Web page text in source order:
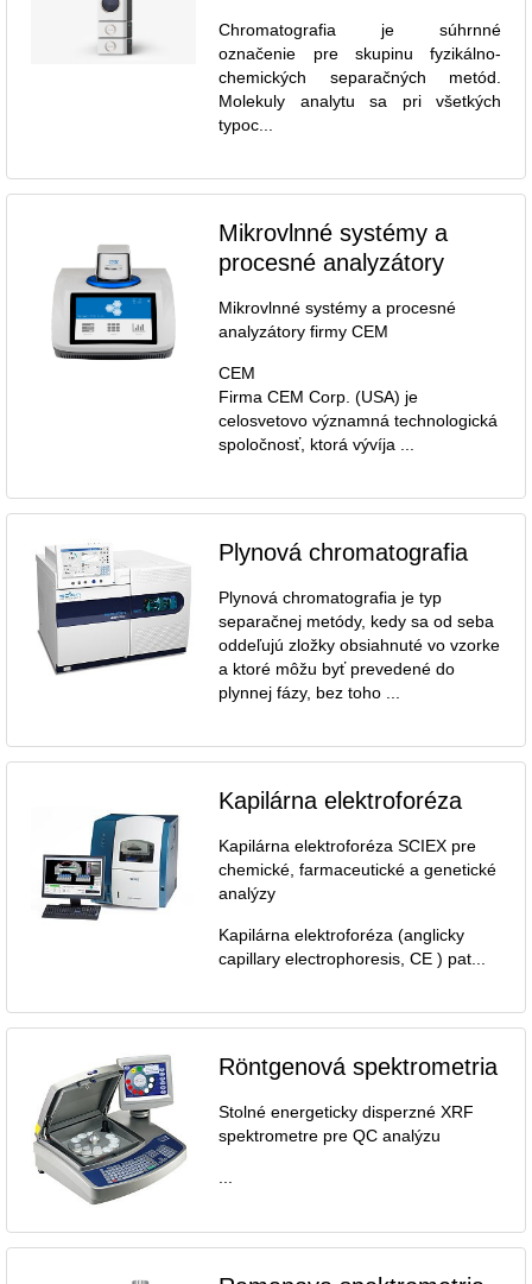
Chromatografia je súhrnné
označenie pre skupinu fyzikálno-
chemických separačných metód.
Molekuly analytu sa pri všetkých
typoc...
Mikrovlnné systémy a
procesné analyzátory
Mikrovlnné systémy a procesné
analyzátory firmy CEM
CEM
Firma CEM Corp. (USA) je
celosvetovo významná technologická
spoločnosť, ktorá vývíja ...
Plynová chromatografia
Plynová chromatografia je typ
separačnej metódy, kedy sa od seba
oddeľujú zložky obsiahnuté vo vzorke
a ktoré môžu byť prevedené do
plynnej fázy, bez toho ...
Kapilárna elektroforéza
Kapilárna elektroforéza SCIEX pre
chemické, farmaceutické a genetické
analýzy
Kapilárna elektroforéza (anglicky
capillary electrophoresis, CE ) pat...
Röntgenová spektrometria
Stolné energeticky disperzné XRF
spektrometre pre QC analýzu